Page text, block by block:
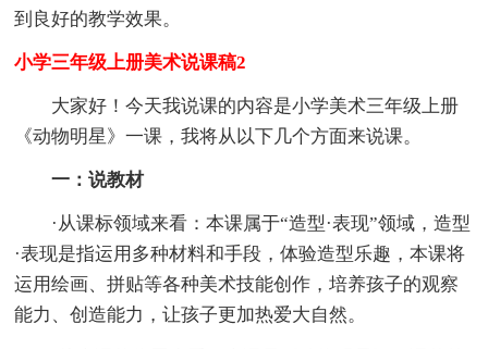
到良好的教学效果。
小学三年级上册美术说课稿2
大家好！今天我说课的内容是小学美术三年级上册
《动物明星》一课，我将从以下几个方面来说课。
一：说教材
·从课标领域来看：本课属于“造型·表现”领域，造型
·表现是指运用多种材料和手段，体验造型乐趣，本课将
运用绘画、拼贴等各种美术技能创作，培养孩子的观察
能力、创造能力，让孩子更加热爱大自然。